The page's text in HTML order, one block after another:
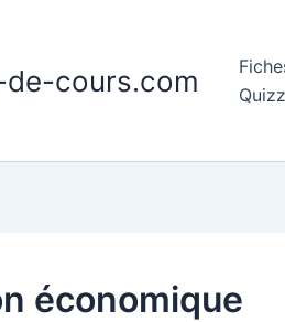
de-cours.com
économique